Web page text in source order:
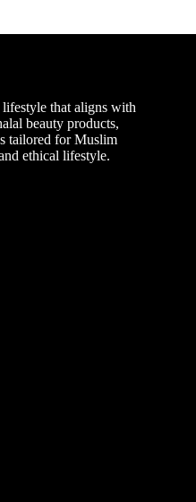
that aligns with
beauty products,
tailored for Muslim
ethical lifestyle.